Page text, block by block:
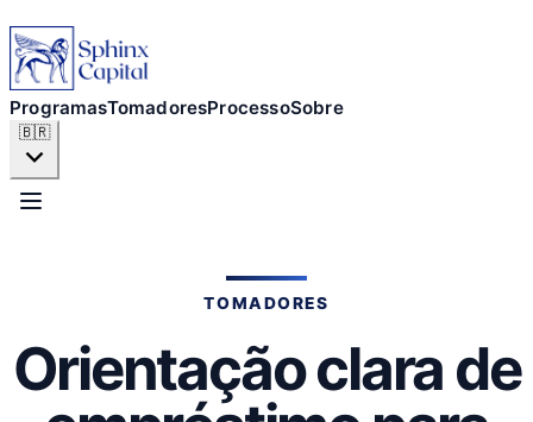
ProgramasTomadoresProcessoSobre
🇧🇷
Programas
Tomadores
Processo
SOLICITAR AGORA
TOMADORES
Orientação clara de